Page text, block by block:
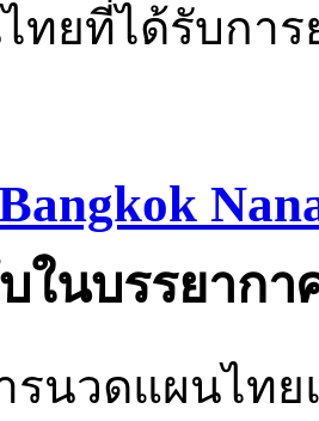
ทยที่ได้รับกา
ในบรรยากา
รนวดแผนไทย